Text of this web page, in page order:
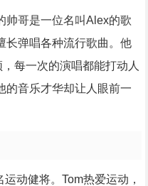
帅哥是一位名叫Alex的歌
长弹唱各种流行歌曲。他
每一次的演唱都能打动人
的音乐才华却让人眼前一
动健将。Tom热爱运动，